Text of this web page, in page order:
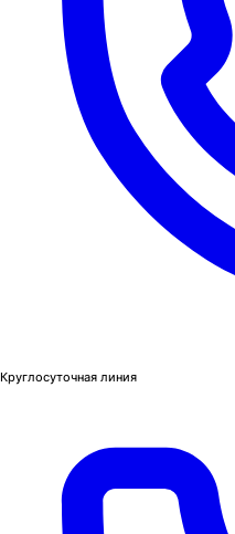
Круглосуточная линия